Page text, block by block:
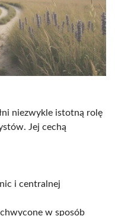
niezwykle istotną rolę
Jej cechą
i centralnej
w sposób